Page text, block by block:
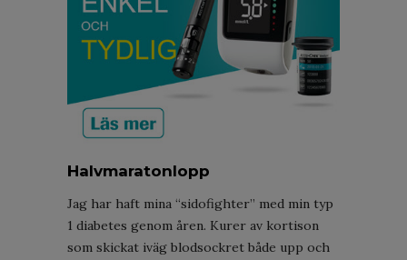
Halvmaratonlopp
Jag har haft mina “sidofighter” med min typ
1 diabetes genom åren. Kurer av kortison
som skickat iväg blodsockret både upp och